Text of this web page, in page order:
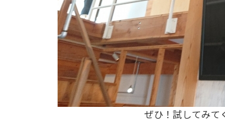
ぜひ！試してみて